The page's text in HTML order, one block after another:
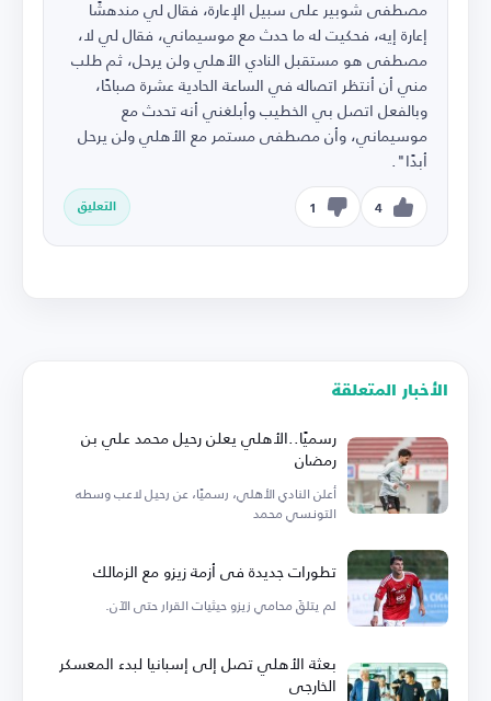
مصطفى شوبير على سبيل الإعارة، فقال لي مندهشًا
إعارة إيه، فحكيت له ما حدث مع موسيماني، فقال لي لا،
مصطفى هو مستقبل النادي الأهلي ولن يرحل، ثم طلب
مني أن أنتظر اتصاله في الساعة الحادية عشرة صباحًا،
وبالفعل اتصل بي الخطيب وأبلغني أنه تحدث مع
موسيماني، وأن مصطفى مستمر مع الأهلي ولن يرحل
أبدًا".
4
1 التعليق
الأخبار المتعلقة
رسميًا..الأهلي يعلن رحيل محمد علي بن
رمضان
أعلن النادي الأهلي، رسميًا، عن رحيل لاعب وسطه
التونسي محمد
تطورات جديدة في أزمة زيزو مع الزمالك
لم يتلقَ محامي زيزو حيثيات القرار حتى الآن.
بعثة الأهلي تصل إلى إسبانيا لبدء المعسكر
الخارجي